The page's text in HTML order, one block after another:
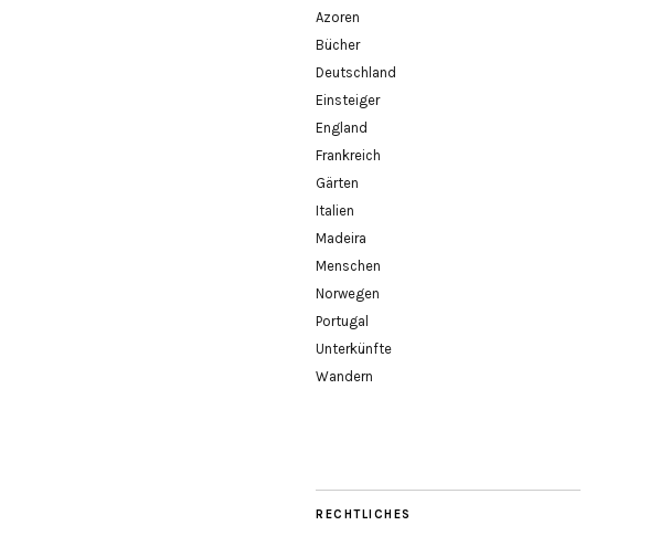
Azoren
Bücher
Deutschland
Einsteiger
England
Frankreich
Gärten
Italien
Madeira
Menschen
Norwegen
Portugal
Unterkünfte
Wandern
RECHTLICHES